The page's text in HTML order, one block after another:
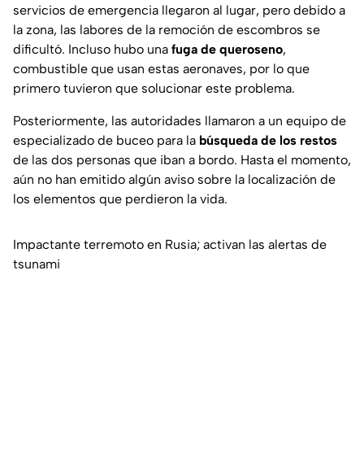
servicios de emergencia llegaron al lugar, pero debido a
la zona, las labores de la remoción de escombros se
dificultó. Incluso hubo una fuga de queroseno,
combustible que usan estas aeronaves, por lo que
primero tuvieron que solucionar este problema.
Posteriormente, las autoridades llamaron a un equipo de
especializado de buceo para la búsqueda de los restos
de las dos personas que iban a bordo. Hasta el momento,
aún no han emitido algún aviso sobre la localización de
los elementos que perdieron la vida.
Impactante terremoto en Rusia; activan las alertas de
tsunami